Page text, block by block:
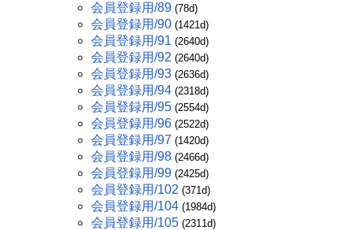
会員登録用/89 (78d)
会員登録用/90 (1421d)
会員登録用/91 (2640d)
会員登録用/92 (2640d)
会員登録用/93 (2636d)
会員登録用/94 (2318d)
会員登録用/95 (2554d)
会員登録用/96 (2522d)
会員登録用/97 (1420d)
会員登録用/98 (2466d)
会員登録用/99 (2425d)
会員登録用/102 (371d)
会員登録用/104 (1984d)
会員登録用/105 (2311d)